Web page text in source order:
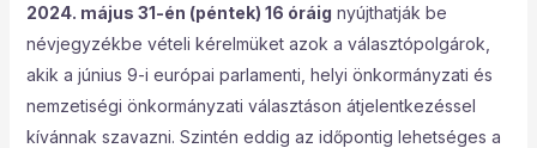
2024. május 31-én (péntek) 16 óráig nyújthatják be
névjegyzékbe vételi kérelmüket azok a választópolgárok,
akik a június 9-i európai parlamenti, helyi önkormányzati és
nemzetiségi önkormányzati választáson átjelentkezéssel
kívánnak szavazni. Szintén eddig az időpontig lehetséges a